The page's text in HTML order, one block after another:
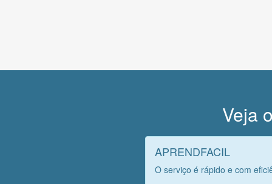
Veja
APRENDFACIL
O serviço é rápido e com